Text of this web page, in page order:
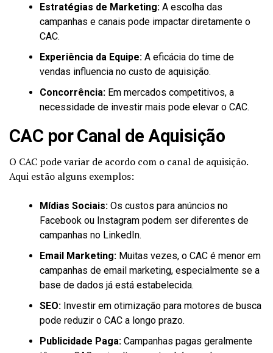
Estratégias de Marketing: A escolha das
campanhas e canais pode impactar diretamente o
CAC.
Experiência da Equipe: A eficácia do time de
vendas influencia no custo de aquisição.
Concorrência: Em mercados competitivos, a
necessidade de investir mais pode elevar o CAC.
CAC por Canal de Aquisição
O CAC pode variar de acordo com o canal de aquisição.
Aqui estão alguns exemplos:
Mídias Sociais: Os custos para anúncios no
Facebook ou Instagram podem ser diferentes de
campanhas no LinkedIn.
Email Marketing: Muitas vezes, o CAC é menor em
campanhas de email marketing, especialmente se a
base de dados já está estabelecida.
SEO: Investir em otimização para motores de busca
pode reduzir o CAC a longo prazo.
Publicidade Paga: Campanhas pagas geralmente